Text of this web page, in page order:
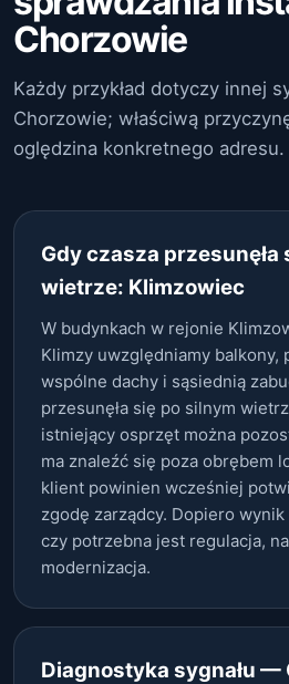
Chorzowie
Każdy przykład dotyczy innej
Chorzowie; właściwą
oględzina konkretnego adresu.
Gdy czasza przesunęła
wietrze: Klimzowiec
W budynkach w rejonie
Klimzy uwzględniamy balkony,
wspólne dachy i sąsiednią
przesunęła się po silnym
istniejący osprzęt można
ma znaleźć się poza obrębem
klient powinien wcześniej
zgodę zarządcy. Dopiero
czy potrzebna jest regulacja,
modernizacja.
Diagnostyka sygnału —